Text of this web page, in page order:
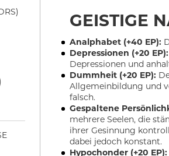
GEISTIGE
Analphabet (+40 EP):
Depressionen (+20 EP):
Depressionen und
Dummheit (+20 EP):
Allgemeinbildung und
falsch.
Gespaltene
mehrere Seelen, die
ihrer Gesinnung
dabei jedoch konstant.
Hypochonder (+20 EP):